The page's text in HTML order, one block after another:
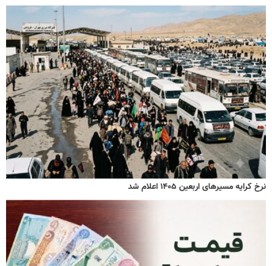
نرخ کرایه مسیرهای اربعین ۱۴۰۵ اعلام شد